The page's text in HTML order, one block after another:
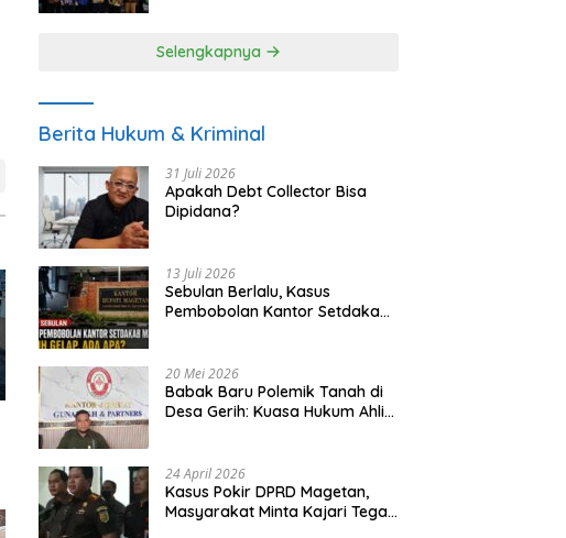
Selengkapnya
Berita Hukum & Kriminal
31 Juli 2026
Apakah Debt Collector Bisa
Dipidana?
13 Juli 2026
Sebulan Berlalu, Kasus
Pembobolan Kantor Setdakab
20 Mei 2026
Babak Baru Polemik Tanah di
Desa Gerih: Kuasa Hukum Ahli
24 April 2026
Kasus Pokir DPRD Magetan,
Masyarakat Minta Kajari Tegak